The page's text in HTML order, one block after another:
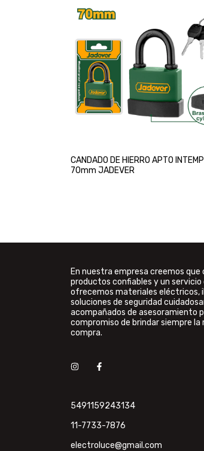
CANDADO DE HIERRO APTO
70mm JADEVER
En nuestra empresa creemos
productos confiables y un servicio
ofrecemos materiales eléctricos,
soluciones de seguridad
acompañados de asesoramiento
compromiso de brindar siempre la
compra.
5491159243134
11-7733-7876
electroluce@gmail.com